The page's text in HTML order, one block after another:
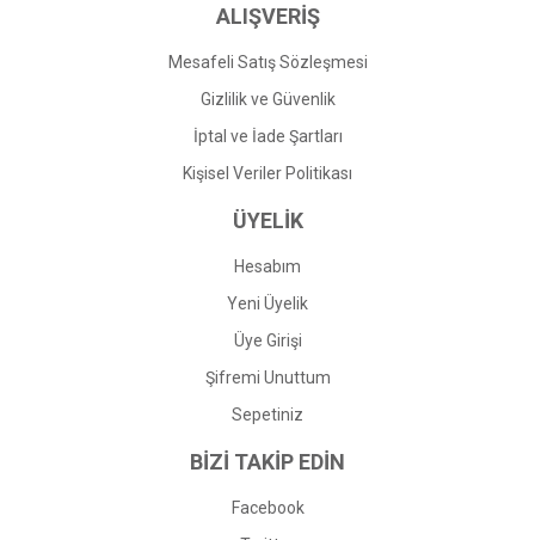
ALIŞVERİŞ
Mesafeli Satış Sözleşmesi
Gizlilik ve Güvenlik
İptal ve İade Şartları
Kişisel Veriler Politikası
ÜYELİK
Hesabım
Yeni Üyelik
Üye Girişi
Şifremi Unuttum
Sepetiniz
BİZİ TAKİP EDİN
Facebook